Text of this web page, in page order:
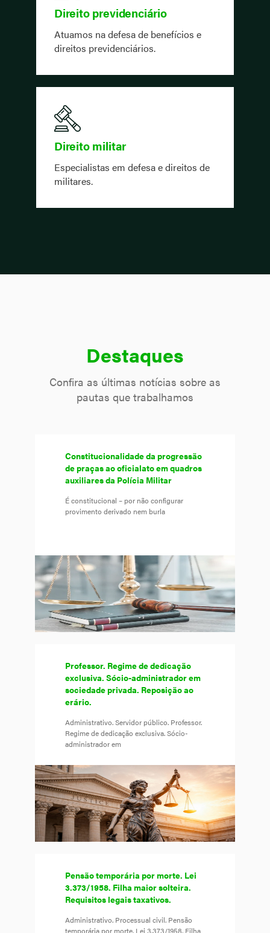
Direito previdenciário
Atuamos na defesa de benefícios e
direitos previdenciários.
Direito militar
Especialistas em defesa e direitos de
militares.
Destaques
Confira as últimas notícias sobre as
pautas que trabalhamos
Constitucionalidade da progressão
de praças ao oficialato em quadros
auxiliares da Polícia Militar
É constitucional – por não configurar
provimento derivado nem burla
Professor. Regime de dedicação
exclusiva. Sócio-administrador em
sociedade privada. Reposição ao
erário.
Administrativo. Servidor público. Professor.
Regime de dedicação exclusiva. Sócio-
administrador em
Pensão temporária por morte. Lei
3.373/1958. Filha maior solteira.
Requisitos legais taxativos.
Administrativo. Processual civil. Pensão
temporária por morte. Lei 3.373/1958. Filha